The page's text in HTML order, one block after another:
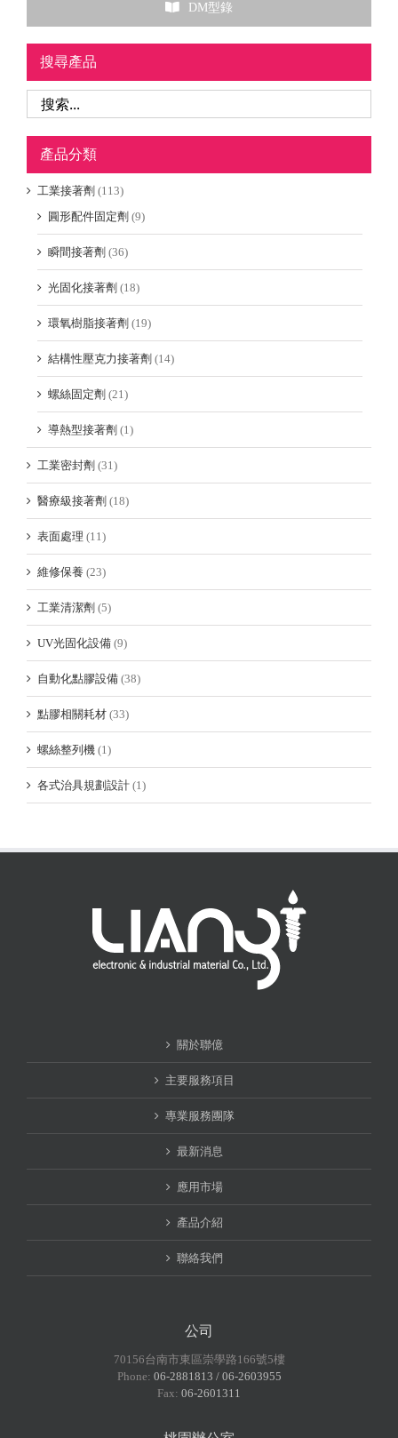
DM型錄
搜尋產品
產品分類
工業接著劑 (113)
圓形配件固定劑 (9)
瞬間接著劑 (36)
光固化接著劑 (18)
環氧樹脂接著劑 (19)
結構性壓克力接著劑 (14)
螺絲固定劑 (21)
導熱型接著劑 (1)
工業密封劑 (31)
醫療級接著劑 (18)
表面處理 (11)
維修保養 (23)
工業清潔劑 (5)
UV光固化設備 (9)
自動化點膠設備 (38)
點膠相關耗材 (33)
螺絲整列機 (1)
各式治具規劃設計 (1)
關於聯億
主要服務項目
專業服務團隊
最新消息
應用市場
產品介紹
聯絡我們
公司
70156台南市東區崇學路166號5樓
Phone: 06-2881813 / 06-2603955
Fax: 06-2601311